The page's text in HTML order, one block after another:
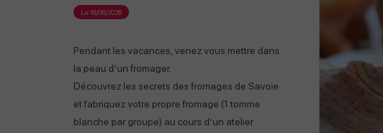
Le 18/08/2026
Pendant les vacances, venez vous mettre dans
la peau d’un fromager.
Découvrez les secrets des fromages de Savoie
et fabriquez votre propre fromage (1 tomme
blanche par groupe) au cours d’un atelier